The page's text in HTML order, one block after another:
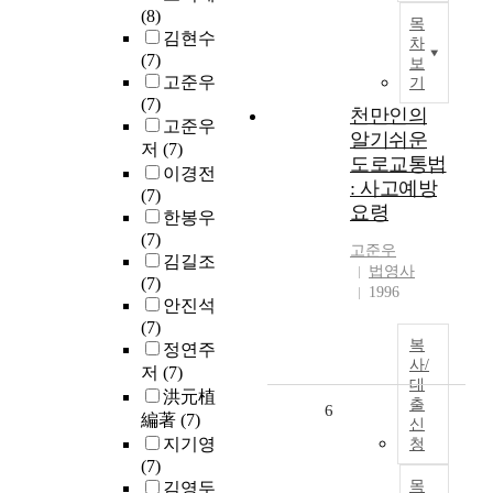
(8)
김현수
(7)
고준우
(7)
고준우
저 (7)
이경전
(7)
한봉우
(7)
김길조
(7)
안진석
(7)
정연주
저 (7)
洪元植
編著 (7)
지기영
(7)
김영두
목
차
보
기
천만인의
알기쉬운
도로교통법
: 사고예방
요령
고준우
법영사
1996
복
사/
대
출
신
청
목
6